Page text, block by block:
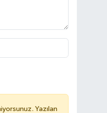
Yazılan